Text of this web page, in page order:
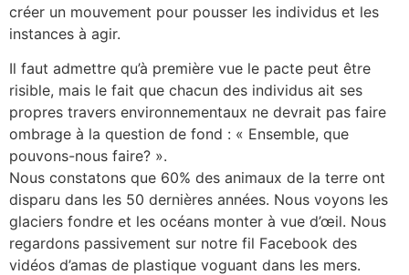
créer un mouvement pour pousser les individus et les
instances à agir.
Il faut admettre qu’à première vue le pacte peut être
risible, mais le fait que chacun des individus ait ses
propres travers environnementaux ne devrait pas faire
ombrage à la question de fond : « Ensemble, que
pouvons-nous faire? ».
Nous constatons que 60% des animaux de la terre ont
disparu dans les 50 dernières années. Nous voyons les
glaciers fondre et les océans monter à vue d’œil. Nous
regardons passivement sur notre fil Facebook des
vidéos d’amas de plastique voguant dans les mers.